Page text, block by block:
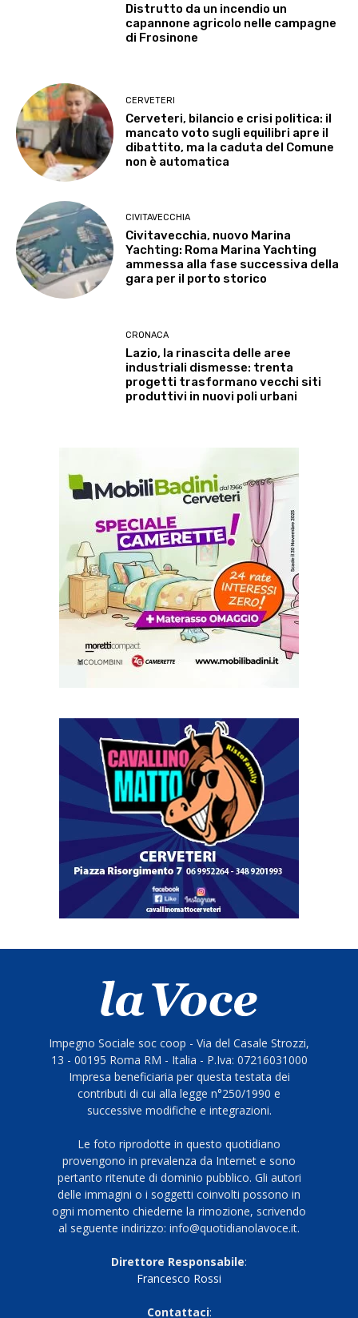
Distrutto da un incendio un
capannone agricolo nelle campagne
di Frosinone
CERVETERI
Cerveteri, bilancio e crisi politica: il
mancato voto sugli equilibri apre il
dibattito, ma la caduta del Comune
non è automatica
CIVITAVECCHIA
Civitavecchia, nuovo Marina
Yachting: Roma Marina Yachting
ammessa alla fase successiva della
gara per il porto storico
CRONACA
Lazio, la rinascita delle aree
industriali dismesse: trenta
progetti trasformano vecchi siti
produttivi in nuovi poli urbani
Impegno Sociale soc coop - Via del Casale Strozzi,
13 - 00195 Roma RM - Italia - P.Iva: 07216031000
Impresa beneficiaria per questa testata dei
contributi di cui alla legge n°250/1990 e
successive modifiche e integrazioni.
Le foto riprodotte in questo quotidiano
provengono in prevalenza da Internet e sono
pertanto ritenute di dominio pubblico. Gli autori
delle immagini o i soggetti coinvolti possono in
ogni momento chiederne la rimozione, scrivendo
al seguente indirizzo: info@quotidianolavoce.it.
Direttore Responsabile:
Francesco Rossi
Contattaci: